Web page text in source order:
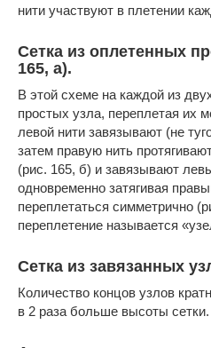
нити участвуют в плетении
Сетка из оплетенных
165, а).
В этой схеме на каждой из
простых узла, переплетая их
левой нити завязывают (не
затем правую нить
(рис. 165, б) и завязывают
одновременно затягивая
переплетаться симметрично
переплетение называется
Сетка из завязанных
Количество концов узлов
в 2 раза больше высоты сетки.